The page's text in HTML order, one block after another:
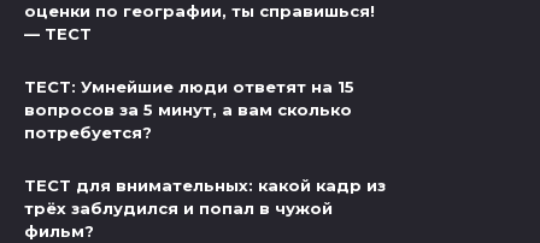
оценки по географии, ты справишься!
— ТЕСТ
ТЕСТ: Умнейшие люди ответят на 15
вопросов за 5 минут, а вам сколько
потребуется?
ТЕСТ для внимательных: какой кадр из
трёх заблудился и попал в чужой
фильм?